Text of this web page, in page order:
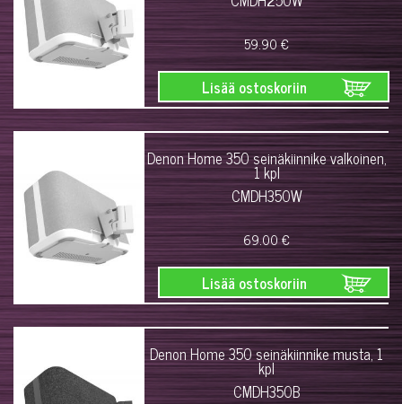
59.90 €
Lisää ostoskoriin
Denon Home 350 seinäkiinnike valkoinen,
1 kpl
CMDH350W
69.00 €
Lisää ostoskoriin
Denon Home 350 seinäkiinnike musta, 1
kpl
CMDH350B